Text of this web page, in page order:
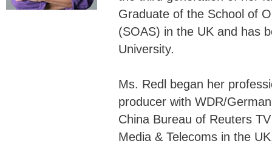
Graduate of the School of
(SOAS) in the UK and has
University.
Ms. Redl began her
producer with WDR/
China Bureau of Reuters
Media & Telecoms in the